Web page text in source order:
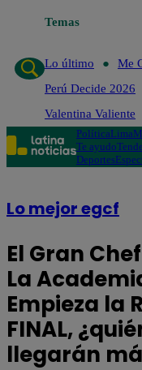
Temas
Lo último Me Caigo de
Lo último
Me
Perú Decide 2026
Valentina Valiente
PolíticaLima
Te ayudo
Deportes
Lo mejor egcf
El Gran
La
Empieza la
FINAL,
llegarán